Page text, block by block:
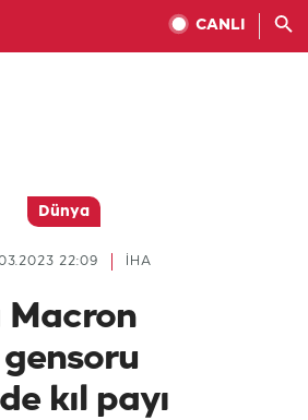
CANLI
Dünya
İHA
22:09
Macron
kıl payı